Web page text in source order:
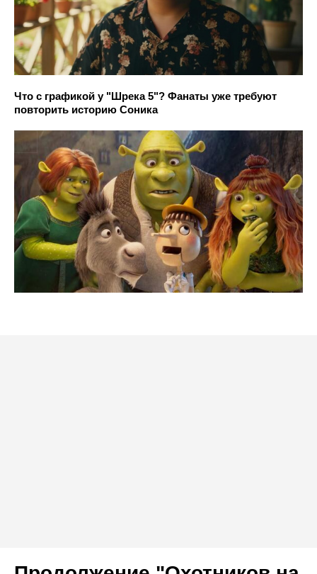
Что с графикой у "Шрека 5"? Фанаты уже требуют
повторить историю Соника